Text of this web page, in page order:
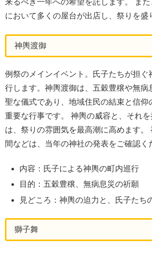
来るべき一年への希望を託します。 ま
において多くの屋台が出店し、祭りを盛
神輿渡御
例祭のメインイベント。氏子たちが担ぐ
行します。神輿渡御は、五穀豊穣や無病
聖な儀式であり、地域住民の結束と信仰
重要な行事です。 神輿の威容と、それ
は、祭りの雰囲気を最高潮に高めます。
間などは、当年の神社の発表をご確認く
内容：氏子による神輿の町内巡行
目的：五穀豊穣、無病息災の祈願
見どころ：神輿の迫力と、氏子たち
獅子舞